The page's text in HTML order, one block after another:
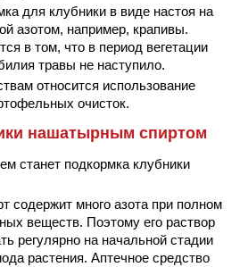
для клубники в виде настоя на
азотом, например, крапивы.
в том, что в период вегетации
травы не наступило.
относится использование
очисток.
нашатырным спиртом
станет подкормка клубники
содержит много азота при полном
веществ. Поэтому его раствор
регулярно на начальной стадии
растения. Аптечное средство